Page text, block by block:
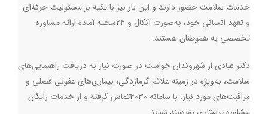
خدمات سلامت حضور دارند و این بار نیز با تکیه بر مسئولیت حرفه‌ای
و تعهد انسانی خود، به‌صورت آنکال و ۲۴ساعته آماده ارائه مشاوره
تخصصی به هموطنان هستند.
دکتر عبادی از شهروندان خواست در صورت نیاز به دریافت راهنمایی‌های
سلامت، به‌ویژه در زمینه علائم گرمازدگی، بیماری‌های عفونی فصلی و
مراقبت‌های مورد نیاز، با سامانه ۴۰۳۰تماس گرفته و از خدمات رایگان